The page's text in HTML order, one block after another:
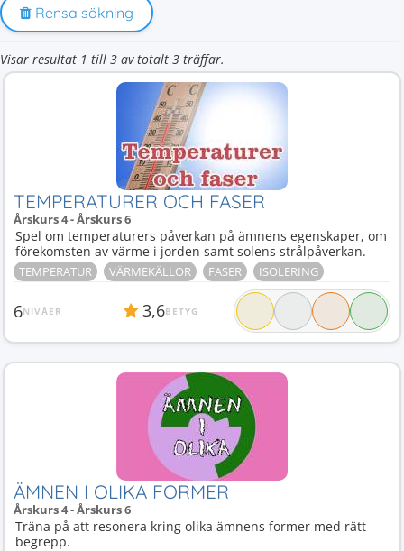
Rensa sökning
Visar resultat 1 till 3 av totalt 3 träffar.
TEMPERATURER OCH FASER
Årskurs 4 - Årskurs 6
Spel om temperaturers påverkan på ämnens egenskaper, om
förekomsten av värme i jorden samt solens strålpåverkan.
TEMPERATUR VÄRMEKÄLLOR FASER ISOLERING
6NIVÅER 3,6BETYG
ÄMNEN I OLIKA FORMER
Årskurs 4 - Årskurs 6
Träna på att resonera kring olika ämnens former med rätt
begrepp.